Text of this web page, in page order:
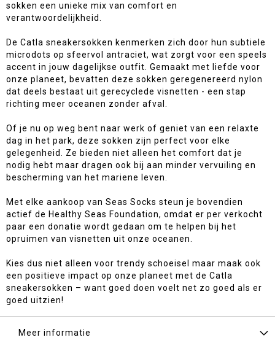
sokken een unieke mix van comfort en
verantwoordelijkheid.
De Catla sneakersokken kenmerken zich door hun subtiele
microdots op sfeervol antraciet, wat zorgt voor een speels
accent in jouw dagelijkse outfit. Gemaakt met liefde voor
onze planeet, bevatten deze sokken geregenereerd nylon
dat deels bestaat uit gerecyclede visnetten - een stap
richting meer oceanen zonder afval.
Of je nu op weg bent naar werk of geniet van een relaxte
dag in het park, deze sokken zijn perfect voor elke
gelegenheid. Ze bieden niet alleen het comfort dat je
nodig hebt maar dragen ook bij aan minder vervuiling en
bescherming van het mariene leven.
Met elke aankoop van Seas Socks steun je bovendien
actief de Healthy Seas Foundation, omdat er per verkocht
paar een donatie wordt gedaan om te helpen bij het
opruimen van visnetten uit onze oceanen.
Kies dus niet alleen voor trendy schoeisel maar maak ook
een positieve impact op onze planeet met de Catla
sneakersokken – want goed doen voelt net zo goed als er
goed uitzien!
Meer informatie